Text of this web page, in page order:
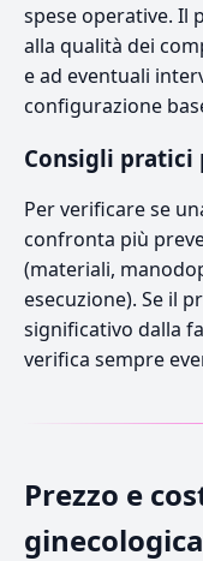
spese operative. Il
alla qualità dei
e ad eventuali
configurazione
Consigli pratici
Per verificare se
confronta più
(materiali,
esecuzione). Se il
significativo dalla
verifica sempre
Prezzo e